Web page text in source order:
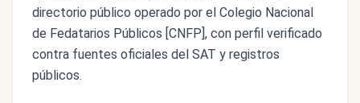
directorio público operado por el Colegio Nacional
de Fedatarios Públicos [CNFP], con perfil verificado
contra fuentes oficiales del SAT y registros
públicos.